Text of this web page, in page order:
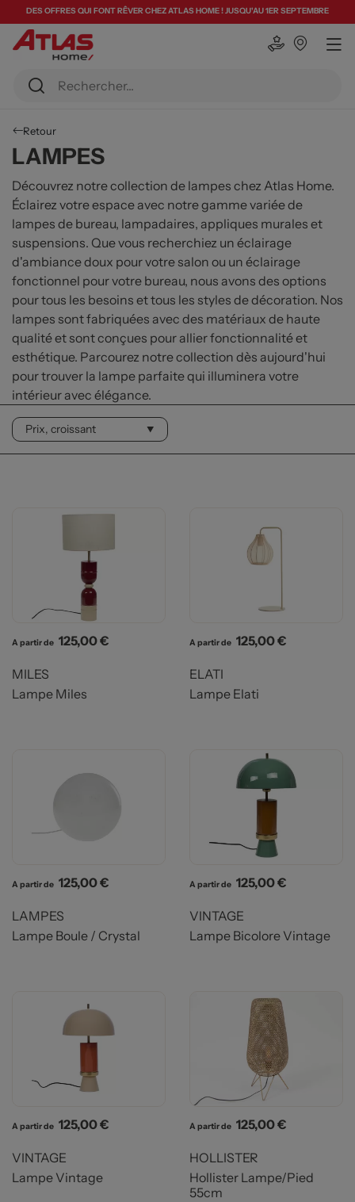
DES OFFRES QUI FONT RÊVER CHEZ ATLAS HOME ! JUSQU'AU 1ER SEPTEMBRE
Retour
LAMPES
Découvrez notre collection de lampes chez Atlas Home.
Éclairez votre espace avec notre gamme variée de
lampes de bureau, lampadaires, appliques murales et
suspensions. Que vous recherchiez un éclairage
d'ambiance doux pour votre salon ou un éclairage
fonctionnel pour votre bureau, nous avons des options
pour tous les besoins et tous les styles de décoration. Nos
lampes sont fabriquées avec des matériaux de haute
qualité et sont conçues pour allier fonctionnalité et
esthétique. Parcourez notre collection dès aujourd'hui
pour trouver la lampe parfaite qui illuminera votre
intérieur avec élégance.
A partir de Prix
125,00 €
MILES
Lampe Miles
A partir de Prix
125,00 €
ELATI
Lampe Elati
A partir de Prix
125,00 €
LAMPES
Lampe Boule / Crystal
A partir de Prix
125,00 €
VINTAGE
Lampe Bicolore Vintage
A partir de Prix
125,00 €
VINTAGE
Lampe Vintage
A partir de Prix
125,00 €
HOLLISTER
Hollister Lampe/Pied
55cm